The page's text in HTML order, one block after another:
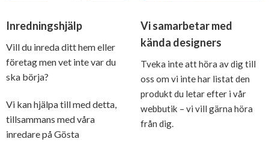
Inredningshjälp
Vill du inreda ditt hem eller
företag men vet inte var du
ska börja?
Vi kan hjälpa till med detta,
tillsammans med våra
inredare på Gösta
Vi samarbetar med
kända designers
Tveka inte att höra av dig till
oss om vi inte har listat den
produkt du letar efter i vår
webbutik – vi vill gärna höra
från dig.